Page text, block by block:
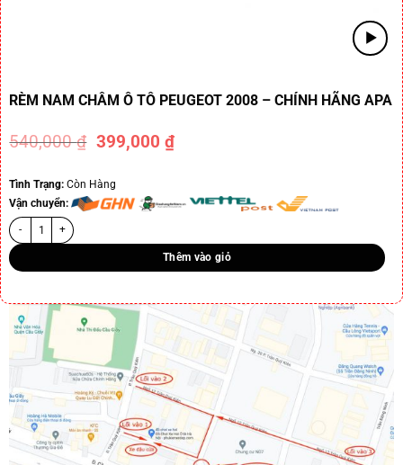
RÈM NAM CHÂM Ô TÔ PEUGEOT 2008 – CHÍNH HÃNG APA
540,000₫ 399,000₫
Tình Trạng:Còn Hàng
Vận chuyển:
Thêm vào giỏ